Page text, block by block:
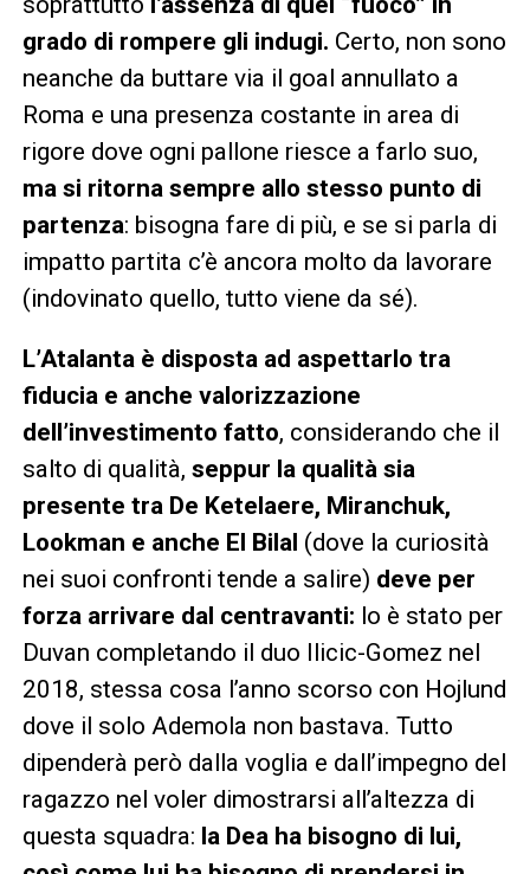
grado di rompere gli indugi. Certo, non sono
neanche da buttare via il goal annullato a
Roma e una presenza costante in area di
rigore dove ogni pallone riesce a farlo suo,
ma si ritorna sempre allo stesso punto di
partenza: bisogna fare di più, e se si parla di
impatto partita c’è ancora molto da lavorare
(indovinato quello, tutto viene da sé).
L’Atalanta è disposta ad aspettarlo tra
fiducia e anche valorizzazione
dell’investimento fatto, considerando che il
salto di qualità, seppur la qualità sia
presente tra De Ketelaere, Miranchuk,
Lookman e anche El Bilal (dove la curiosità
nei suoi confronti tende a salire) deve per
forza arrivare dal centravanti: lo è stato per
Duvan completando il duo Ilicic-Gomez nel
2018, stessa cosa l’anno scorso con Hojlund
dove il solo Ademola non bastava. Tutto
dipenderà però dalla voglia e dall’impegno del
ragazzo nel voler dimostrarsi all’altezza di
questa squadra: la Dea ha bisogno di lui,